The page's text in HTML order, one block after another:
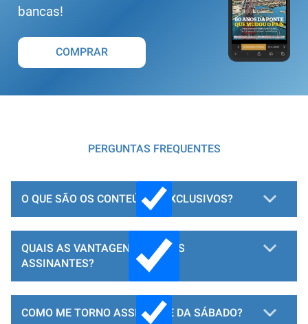
bancas!
COMPRAR
PERGUNTAS FREQUENTES
O QUE SÃO OS CONTEÚDOS EXCLUSIVOS?
QUAIS AS VANTAGENS PARA OS
ASSINANTES?
COMO ME TORNO ASSINANTE DA SÁBADO?